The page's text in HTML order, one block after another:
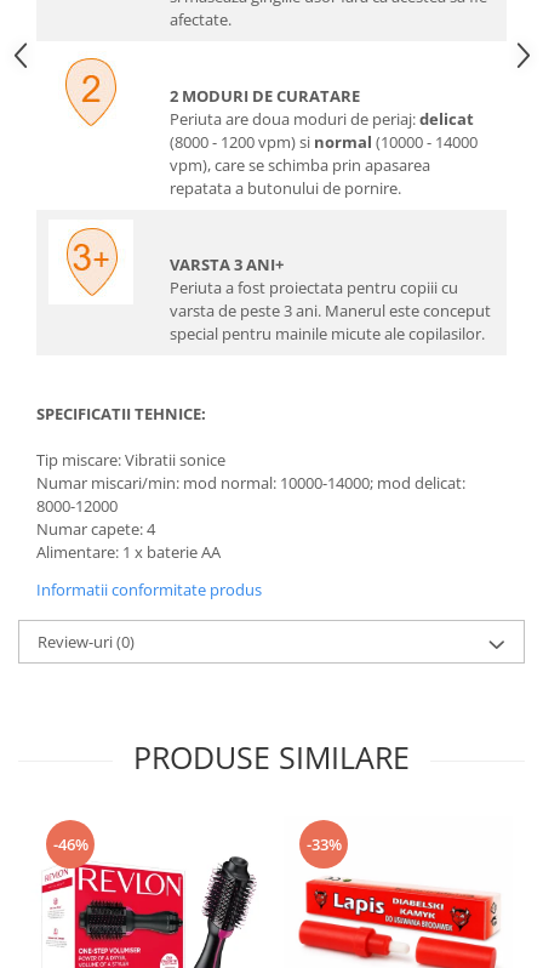
afectate.
2 MODURI DE CURATARE
Periuta are doua moduri de periaj:delicat
(8000 - 1200 vpm) si normal (10000 - 14000
vpm), care se schimba prin apasarea
repatata a butonului de pornire.
VARSTA 3 ANI+
Periuta a fost proiectata pentru copiii cu
varsta de peste 3 ani. Manerul este conceput
special pentru mainile micute ale copilasilor.
SPECIFICATII TEHNICE:
Tip miscare: Vibratii sonice
Numar miscari/min: mod normal: 10000-14000; mod delicat:
8000-12000
Numar capete: 4
Alimentare: 1 x baterie AA
Informatii conformitate produs
Review-uri(0)
PRODUSE SIMILARE
-46% -33%